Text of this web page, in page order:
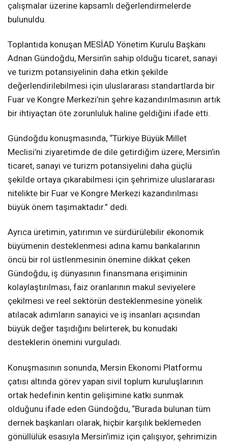
çalışmalar üzerine kapsamlı değerlendirmelerde
bulunuldu.
Toplantıda konuşan MESİAD Yönetim Kurulu Başkanı
Adnan Gündoğdu, Mersin’in sahip olduğu ticaret, sanayi
ve turizm potansiyelinin daha etkin şekilde
değerlendirilebilmesi için uluslararası standartlarda bir
Fuar ve Kongre Merkezi’nin şehre kazandırılmasının artık
bir ihtiyaçtan öte zorunluluk haline geldiğini ifade etti.
Gündoğdu konuşmasında, “Türkiye Büyük Millet
Meclisi’ni ziyaretimde de dile getirdiğim üzere, Mersin’in
ticaret, sanayi ve turizm potansiyelini daha güçlü
şekilde ortaya çıkarabilmesi için şehrimize uluslararası
nitelikte bir Fuar ve Kongre Merkezi kazandırılması
büyük önem taşımaktadır.” dedi.
Ayrıca üretimin, yatırımın ve sürdürülebilir ekonomik
büyümenin desteklenmesi adına kamu bankalarının
öncü bir rol üstlenmesinin önemine dikkat çeken
Gündoğdu, iş dünyasının finansmana erişiminin
kolaylaştırılması, faiz oranlarının makul seviyelere
çekilmesi ve reel sektörün desteklenmesine yönelik
atılacak adımların sanayici ve iş insanları açısından
büyük değer taşıdığını belirterek, bu konudaki
desteklerin önemini vurguladı.
Konuşmasının sonunda, Mersin Ekonomi Platformu
çatısı altında görev yapan sivil toplum kuruluşlarının
ortak hedefinin kentin gelişimine katkı sunmak
olduğunu ifade eden Gündoğdu, “Burada bulunan tüm
dernek başkanları olarak, hiçbir karşılık beklemeden
gönüllülük esasıyla Mersin’imiz için çalışıyor, şehrimizin